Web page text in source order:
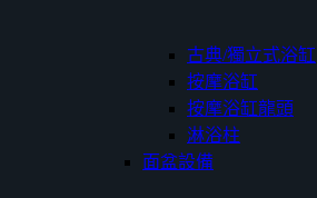
古典/獨立式浴缸
按摩浴缸
按摩浴缸龍頭
淋浴柱
面盆設備